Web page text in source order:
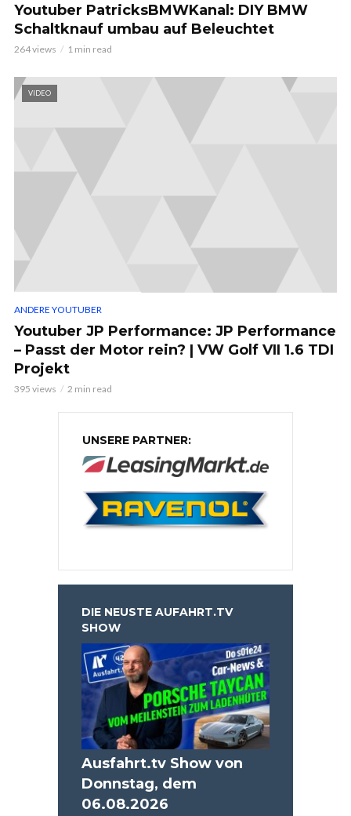
Youtuber PatricksBMWKanal: DIY BMW
Schaltknauf umbau auf Beleuchtet
264 views 1 min read
VIDEO
ANDERE YOUTUBER
Youtuber JP Performance: JP Performance
– Passt der Motor rein? | VW Golf VII 1.6 TDI
Projekt
395 views 2 min read
UNSERE PARTNER:
DIE NEUSTE AUFAHRT.TV
SHOW
Ausfahrt.tv Show von
Donnstag, dem
06.08.2026